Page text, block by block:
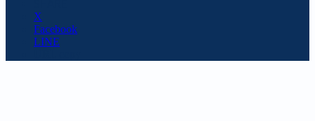
X
Facebook
LINE